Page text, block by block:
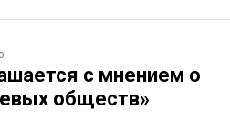
с мнением о
обществ»